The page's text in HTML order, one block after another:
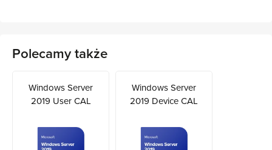
Polecamy także
Windows Server
2019 User CAL
Windows Server
2019 Device CAL